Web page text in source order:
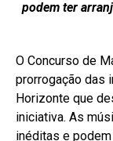
podem ter
O Concurso de
prorrogação das
Horizonte que
iniciativa. As
inéditas e